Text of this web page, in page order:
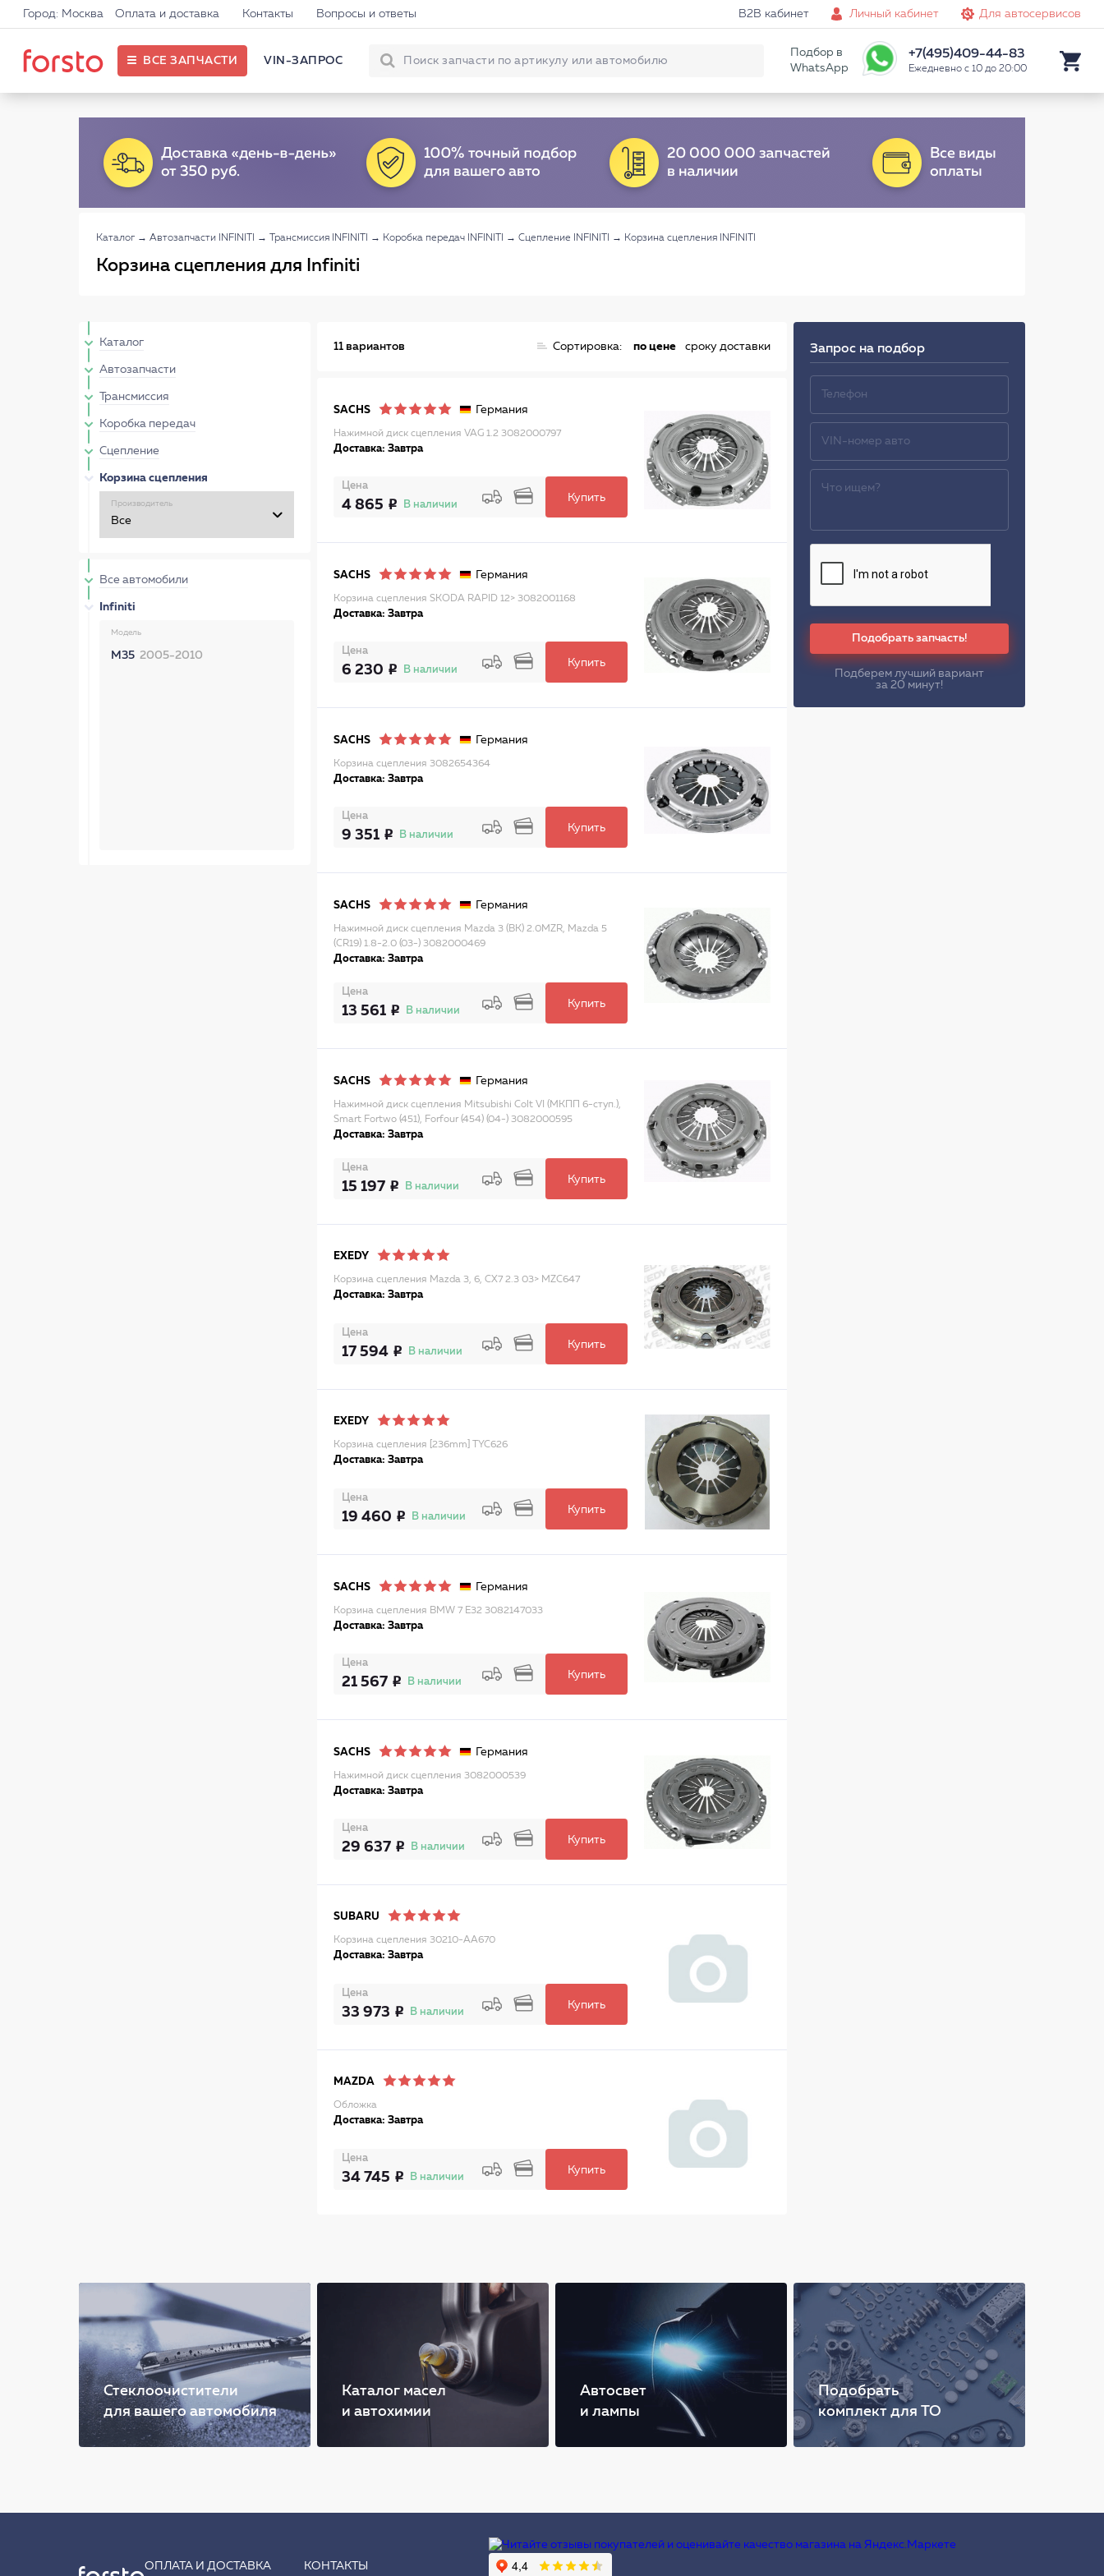
Город: Москва Оплата и доставка Контакты Вопросы и ответы B2B кабинет Личный кабинет Для автосервисов
ВСЕ ЗАПЧАСТИ VIN-ЗАПРОС
Подбор в
WhatsApp
+7(495)409-44-83
Ежедневно с 10 до 20:00
Каталог → Автозапчасти INFINITI → Трансмиссия INFINITI → Коробка передач INFINITI → Сцепление INFINITI → Корзина сцепления INFINITI
Корзина сцепления для Infiniti
Каталог
Автозапчасти
Трансмиссия
Коробка передач
Сцепление
Корзина сцепления
Производитель
Все автомобили
Infiniti
Модель
M35 2005-2010
11 вариантов Сортировка: по цене сроку доставки
SACHS Германия
Нажимной диск сцепления VAG 1.2 3082000797
Доставка: Завтра
Цена
4 865 В наличии
Купить
SACHS Германия
Корзина сцепления SKODA RAPID 12> 3082001168
Доставка: Завтра
Цена
6 230 В наличии
Купить
SACHS Германия
Корзина сцепления 3082654364
Доставка: Завтра
Цена
9 351 В наличии
Купить
SACHS Германия
Нажимной диск сцепления Mazda 3 (BK) 2.0MZR, Mazda 5
(CR19) 1.8-2.0 (03-) 3082000469
Доставка: Завтра
Цена
13 561 В наличии
Купить
SACHS Германия
Нажимной диск сцепления Mitsubishi Colt VI (МКПП 6-ступ.),
Smart Fortwo (451), Forfour (454) (04-) 3082000595
Доставка: Завтра
Цена
15 197 В наличии
Купить
EXEDY
Корзина сцепления Mazda 3, 6, CX7 2.3 03> MZC647
Доставка: Завтра
Цена
17 594 В наличии
Купить
EXEDY
Корзина сцепления [236mm] TYC626
Доставка: Завтра
Цена
19 460 В наличии
Купить
SACHS Германия
Корзина сцепления BMW 7 E32 3082147033
Доставка: Завтра
Цена
21 567 В наличии
Купить
SACHS Германия
Нажимной диск сцепления 3082000539
Доставка: Завтра
Цена
29 637 В наличии
Купить
SUBARU
Корзина сцепления 30210-AA670
Доставка: Завтра
Цена
33 973 В наличии
Купить
MAZDA
Обложка
Доставка: Завтра
Цена
34 745 В наличии
Купить
Запрос на подбор
Подобрать запчасть!
Подберем лучший вариант
за 20 минут!
Стеклоочистители
для вашего автомобиля
Каталог масел
и автохимии
Автосвет
и лампы
Подобрать
комплект для ТО
ОПЛАТА И ДОСТАВКА КОНТАКТЫ